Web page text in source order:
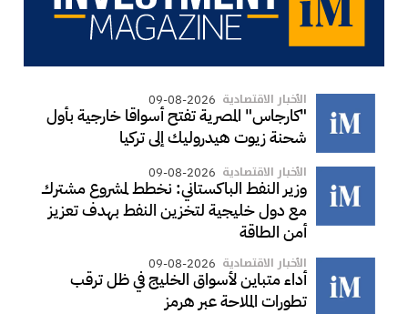
الأخبار الاقتصادية 09-08-2026
"كارجاس" المصرية تفتح أسواقا خارجية بأول
شحنة زيوت هيدروليك إلى تركيا
الأخبار الاقتصادية 09-08-2026
وزير النفط الباكستاني: نخطط لمشروع مشترك
مع دول خليجية لتخزين النفط بهدف تعزيز
أمن الطاقة
الأخبار الاقتصادية 09-08-2026
أداء متباين لأسواق الخليج في ظل ترقب
تطورات الملاحة عبر هرمز